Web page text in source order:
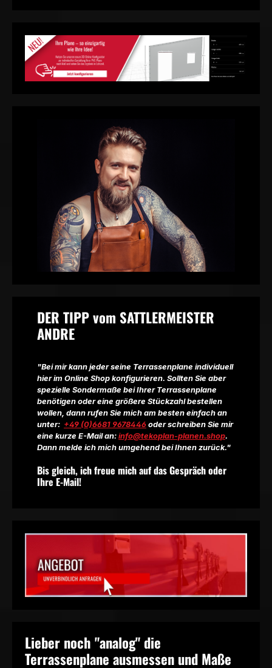
DER TIPP vom SATTLERMEISTER
ANDRE
"Bei mir kann jeder seine Terrassenplane individuell
hier im Online Shop konfigurieren. Sollten Sie aber
spezielle Sondermaße bei Ihrer Terrassenplane
benötigen oder eine größere Stückzahl bestellen
wollen, dann rufen Sie mich am besten einfach an
unter: +49 (0)6681 9678446 oder schreiben Sie mir
eine kurze E-Mail an: info@tekoplan-planen.shop.
Dann melde ich mich umgehend bei Ihnen zurück."
Bis gleich, ich freue mich auf das Gespräch oder
Ihre E-Mail!
Lieber noch "analog" die
Terrassenplane ausmessen und Maße